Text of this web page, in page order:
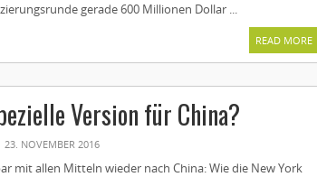
gerade 600 Millionen Dollar ...
READ MORE
Version für China?
23. NOVEMBER 2016
mit allen Mitteln wieder nach China: Wie die New York